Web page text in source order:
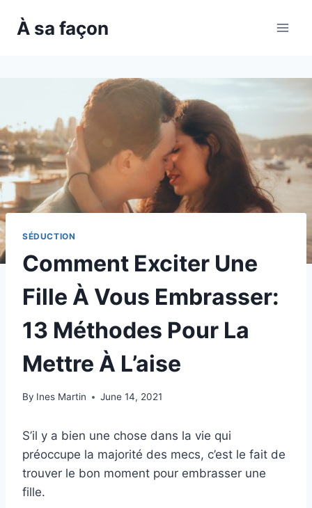
À sa façon
SÉDUCTION
Comment Exciter Une
Fille À Vous Embrasser:
13 Méthodes Pour La
Mettre À L’aise
By Ines Martin June 14, 2021
S’il y a bien une chose dans la vie qui
préoccupe la majorité des mecs, c’est le fait de
trouver le bon moment pour embrasser une
fille.